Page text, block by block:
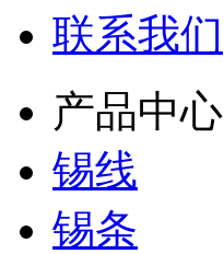
联系我们
产品中心
锡线
锡条